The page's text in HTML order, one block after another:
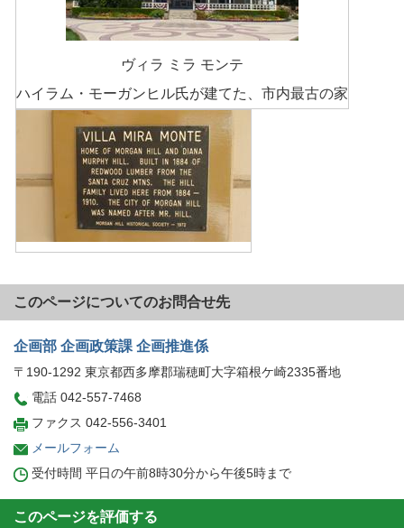
ヴィラ ミラ モンテ
ハイラム・モーガンヒル氏が建てた、市内最古の家
このページについてのお問合せ先
企画部 企画政策課 企画推進係
〒190-1292 東京都西多摩郡瑞穂町大字箱根ケ崎2335番地
電話 042-557-7468
ファクス 042-556-3401
メールフォーム
受付時間 平日の午前8時30分から午後5時まで
このページを評価する